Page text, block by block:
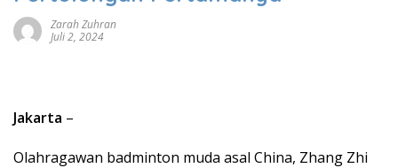
Zarah Zuhran
Juli 2, 2024
Jakarta –
Olahragawan badminton muda asal China, Zhang Zhi